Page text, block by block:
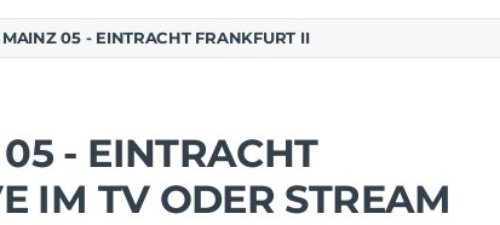
05 - EINTRACHT FRANKFURT II
- EINTRACHT
IM TV ODER STREAM